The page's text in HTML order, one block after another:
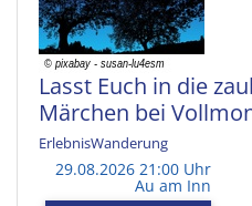
Lasst Euch in die
Märchen bei
ErlebnisWanderung
29.08.2026 21:00 Uhr
Au am Inn